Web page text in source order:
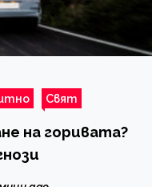
Свят
на горивата?